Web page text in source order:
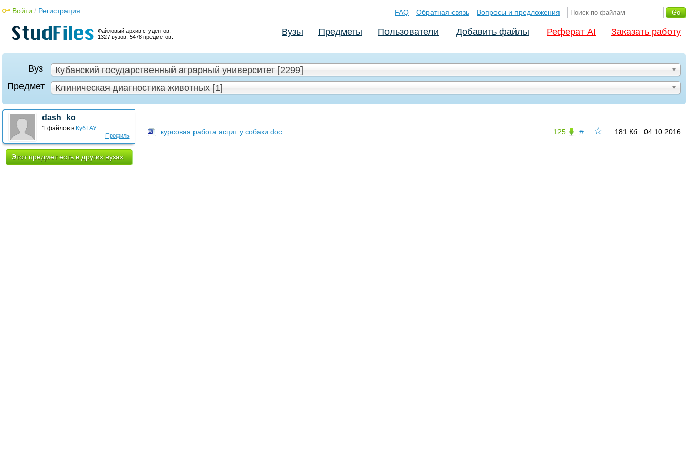
Файловый архив студентов.
1327 вузов, 5478 предметов.
Войти / Регистрация FAQ Обратная связь Вопросы и предложения
Вузы Предметы Пользователи Добавить файлы Реферат AI Заказать работу
Вуз
Кубанский государственный аграрный университет [2299]
Предмет
Клиническая диагностика животных [1]
Профиль
dash_ko
1 файлов в КубГАУ
Этот предмет есть в других вузах
☆
# 04.10.2016
181 Кб
125
курсовая работа асцит у собаки.doc